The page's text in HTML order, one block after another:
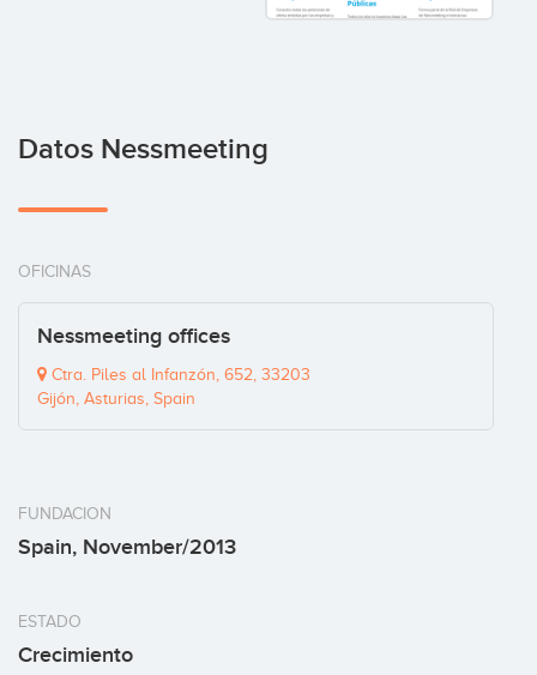
Datos Nessmeeting
OFICINAS
Nessmeeting offices
Ctra. Piles al Infanzón, 652, 33203
Gijón, Asturias, Spain
FUNDACION
Spain, November/2013
ESTADO
Crecimiento